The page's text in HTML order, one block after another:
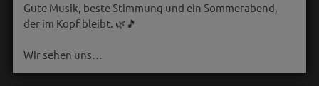
Gute Musik, beste Stimmung und ein Sommerabend,
der im Kopf bleibt. 🌿🎵
Wir sehen uns…